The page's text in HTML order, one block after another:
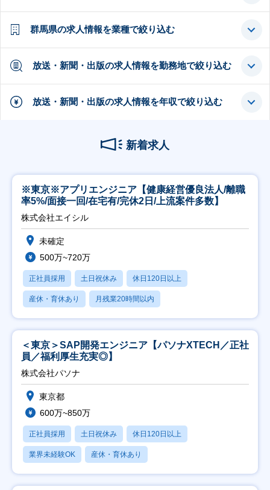
群馬県の求人情報を業種で絞り込む
放送・新聞・出版の求人情報を勤務地で絞り込む
放送・新聞・出版の求人情報を年収で絞り込む
新着求人
※東京※アプリエンジニア【健康経営優良法人/離職
率5%/面接一回/在宅有/完休2日/上流案件多数】
株式会社エイシル
未確定
500万~720万
正社員採用 土日祝休み 休日120日以上
産休・育休あり 月残業20時間以内
＜東京＞SAP開発エンジニア【パソナXTECH／正社
員／福利厚生充実◎】
株式会社パソナ
東京都
600万~850万
正社員採用 土日祝休み 休日120日以上
業界未経験OK 産休・育休あり